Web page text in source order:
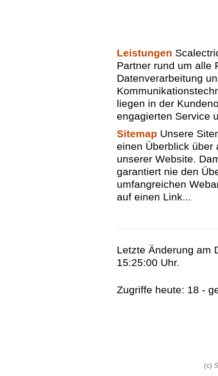
Leistungen
Partner rund um alle
Datenverarbeitung
liegen in der
engagierten Service
Sitemap Unsere
einen Überblick über
unserer Website.
garantiert nie den
umfangreichen
auf einen Link...
Letzte Änderung am
15:25:00 Uhr.
Zugriffe heute: 18 -
(c)